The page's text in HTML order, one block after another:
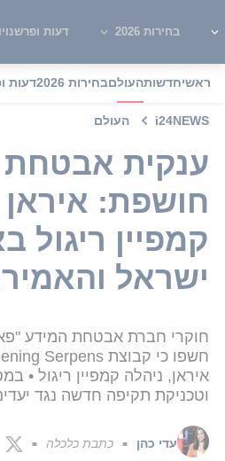
בחירות 2026 דעות
ראשיחדשותהעולםבחירות 2026 דעות
i24NEWS העולם
ענקית
חושפת:
קמפיין ריגול
ישראל
חוקרי חברת אבטחת המידע
איראן, ניהלה קמפיין ריגול •
וטכניקת תקיפה חדשה נגד
עדי כהן ■ כתבת כלכלה ■